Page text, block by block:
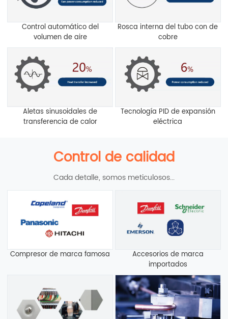
Control automático del
volumen de aire
Rosca interna del tubo con de
cobre
Aletas sinusoidales de
transferencia de calor
Tecnología PID de expansión
eléctrica
Control de calidad
Cada detalle, somos meticulosos...
Compresor de marca famosa
Accesorios de marca
importados